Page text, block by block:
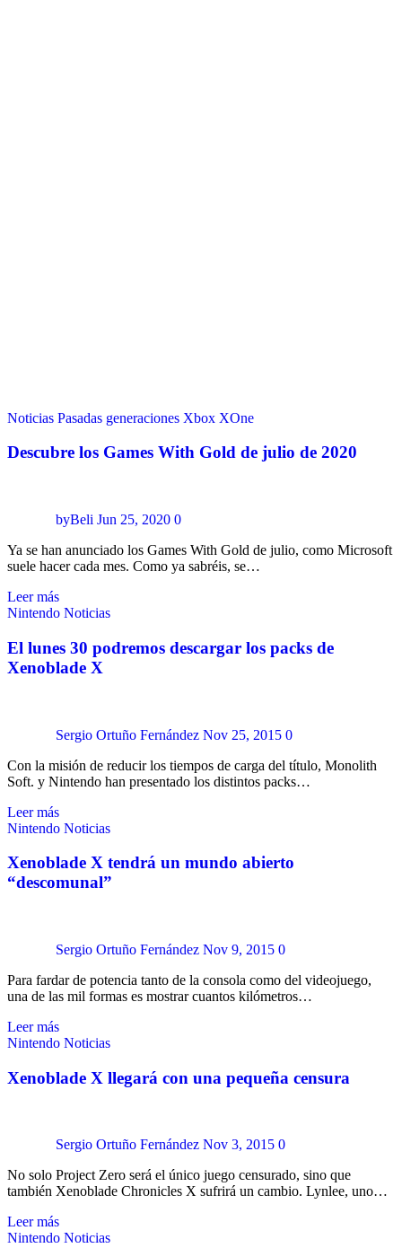
Noticias Pasadas generaciones Xbox XOne
Descubre los Games With Gold de julio de 2020
byBeli Jun 25, 2020 0
Ya se han anunciado los Games With Gold de julio, como Microsoft
suele hacer cada mes. Como ya sabréis, se…
Leer más
Nintendo Noticias
El lunes 30 podremos descargar los packs de
Xenoblade X
Sergio Ortuño Fernández Nov 25, 2015 0
Con la misión de reducir los tiempos de carga del título, Monolith
Soft. y Nintendo han presentado los distintos packs…
Leer más
Nintendo Noticias
Xenoblade X tendrá un mundo abierto
“descomunal”
Sergio Ortuño Fernández Nov 9, 2015 0
Para fardar de potencia tanto de la consola como del videojuego,
una de las mil formas es mostrar cuantos kilómetros…
Leer más
Nintendo Noticias
Xenoblade X llegará con una pequeña censura
Sergio Ortuño Fernández Nov 3, 2015 0
No solo Project Zero será el único juego censurado, sino que
también Xenoblade Chronicles X sufrirá un cambio. Lynlee, uno…
Leer más
Nintendo Noticias